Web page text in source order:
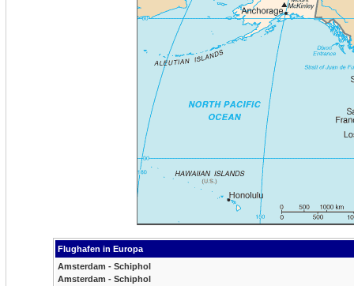
Flughafen in Europa
Amsterdam - Schiphol
Amsterdam - Schiphol